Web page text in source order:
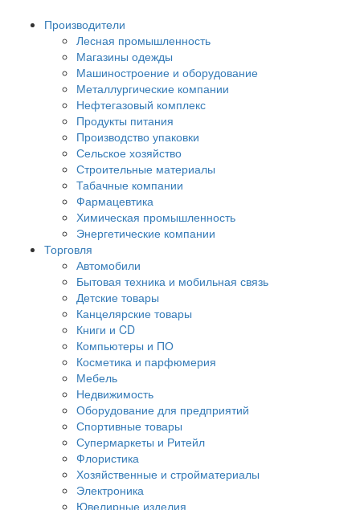
Производители
Лесная промышленность
Магазины одежды
Машиностроение и оборудование
Металлургические компании
Нефтегазовый комплекс
Продукты питания
Производство упаковки
Сельское хозяйство
Строительные материалы
Табачные компании
Фармацевтика
Химическая промышленность
Энергетические компании
Торговля
Автомобили
Бытовая техника и мобильная связь
Детские товары
Канцелярские товары
Книги и CD
Компьютеры и ПО
Косметика и парфюмерия
Мебель
Недвижимость
Оборудование для предприятий
Спортивные товары
Супермаркеты и Ритейл
Флористика
Хозяйственные и стройматериалы
Электроника
Ювелирные изделия